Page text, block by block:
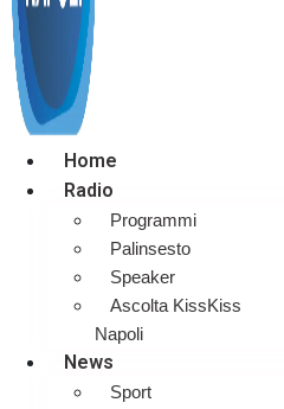
Home
Radio
Programmi
Palinsesto
Speaker
Ascolta KissKiss
Napoli
News
Sport